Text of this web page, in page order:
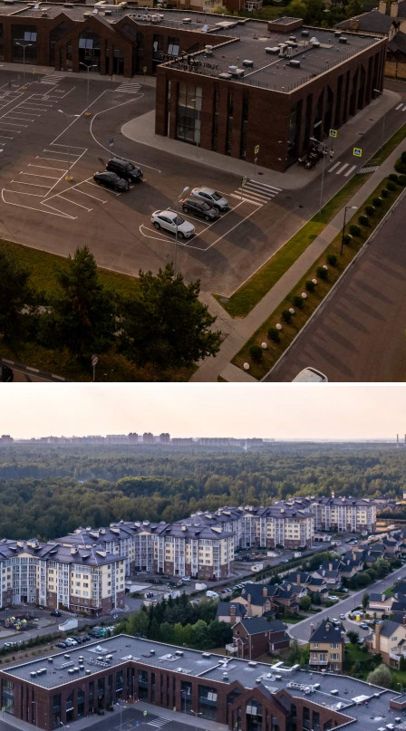
Аренда
Торговый Центр
103821 - Г. МЫТИЩИ,
ПОСЕЛОК ВЕШКИ,
ЗАВОДСКАЯ УЛИЦА,
Д.СТР16
Москва / Московская обл
Получить контакты Посмотреть на карте
Предлагается в аренду помещение в ТЦ "Галерея Новые
Вешки". Формат помещения: площадью 143.7 кв.м. В прямую
аренду, на срок от 1 (одного) года с предоплатой за 1 (один)
месяц (с возможностью арендных каникул). Включено в
ставку: эксплуатационные расходы. Минимальный срок
аренды 12 мес. Помещение располага...
477 (+2)
Навигация
Характеристики